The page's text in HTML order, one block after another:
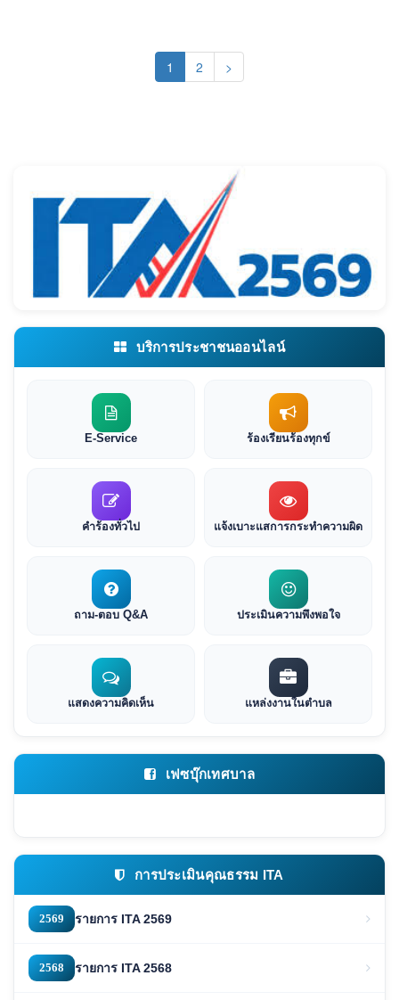
1 (current)
2 >
บริการประชาชนออนไลน์
E-Service ร้องเรียนร้องทุกข์
คำร้องทั่วไป แจ้งเบาะแสการกระทำความผิด
ถาม-ตอบ Q&A ประเมินความพึงพอใจ
แสดงความคิดเห็น แหล่งงานในตำบล
เฟซบุ๊กเทศบาล
การประเมินคุณธรรม ITA
2569 รายการ ITA 2569
2568 รายการ ITA 2568